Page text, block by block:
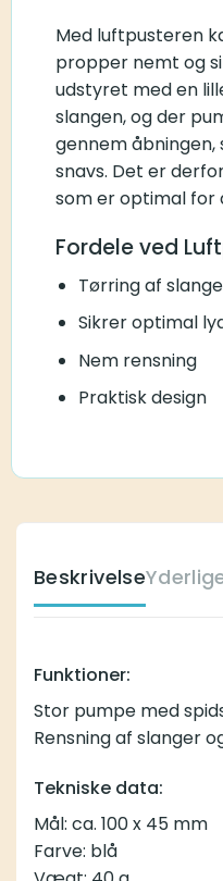
Med luftpusteren
propper nemt og
udstyret med en
slangen, og der
gennem
snavs. Det er
som er optimal for
Fordele ved
Tørring af
Sikrer optimal
Nem rensning
Praktisk design
Beskrivelse
Funktioner:
Stor pumpe med
Rensning af slanger
Tekniske data:
Mål: ca. 100 x 45 mm
Farve: blå